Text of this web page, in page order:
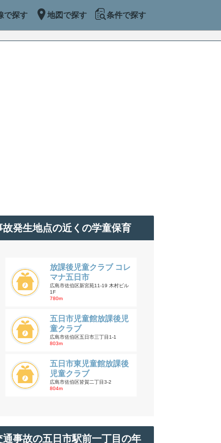
で探す 地図で探す 条件で探す
故発生地点の近くの学童保育
放課後児童クラブ コレ
マナ五日市
広島市佐伯区新宮苑11-19 木村ビル
1F
780m
五日市児童館放課後児
童クラブ
広島市佐伯区五日市三丁目1-1
803m
五日市東児童館放課後
児童クラブ
広島市佐伯区皆賀二丁目3-2
804m
通事故の五日市駅前一丁目の年